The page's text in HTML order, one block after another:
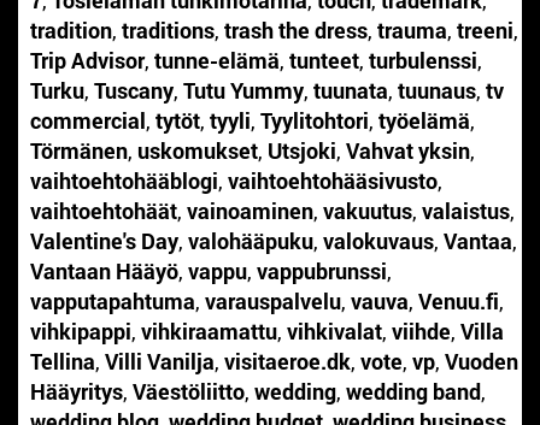
tradition, traditions, trash the dress, trauma, treeni,
Trip Advisor, tunne-elämä, tunteet, turbulenssi,
Turku, Tuscany, Tutu Yummy, tuunata, tuunaus, tv
commercial, tytöt, tyyli, Tyylitohtori, työelämä,
Törmänen, uskomukset, Utsjoki, Vahvat yksin,
vaihtoehtohääblogi, vaihtoehtohääsivusto,
vaihtoehtohäät, vainoaminen, vakuutus, valaistus,
Valentine's Day, valohääpuku, valokuvaus, Vantaa,
Vantaan Hääyö, vappu, vappubrunssi,
vapputapahtuma, varauspalvelu, vauva, Venuu.fi,
vihkipappi, vihkiraamattu, vihkivalat, viihde, Villa
Tellina, Villi Vanilja, visitaeroe.dk, vote, vp, Vuoden
Hääyritys, Väestöliitto, wedding, wedding band,